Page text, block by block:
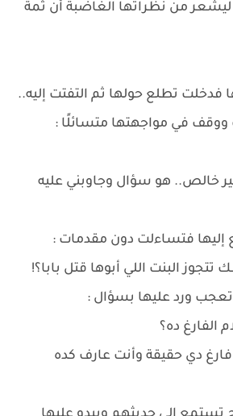
ليشعر من نظراتها الغاضبة أن ثمة
فدخلت تطلع حولها ثم التفتت إليه..
ووقف في مواجهتها متسائلًا :
خالص.. هو سؤال وجاوبني عليه
إليها فتساءلت دون مقدمات :
البنت اللي أبوها قتل بابا؟!
ورد عليها بسؤال :
الفارغ ده؟
دي حقيقة وأنت عارف كده